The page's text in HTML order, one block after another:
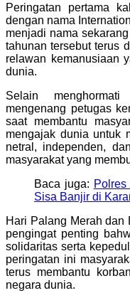
Peringatan pertama
dengan nama
menjadi nama
tahunan tersebut terus
relawan kemanusiaan
dunia.
Selain
mengenang petugas
saat membantu
mengajak dunia untuk
netral, independen,
masyarakat yang
Baca juga:
Sisa Banjir di
Hari Palang Merah dan
pengingat penting
solidaritas serta
peringatan ini
terus membantu
negara dunia.